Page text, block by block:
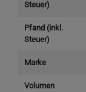
Steuer)
Pfand (inkl.
Steuer)
Marke
Volumen